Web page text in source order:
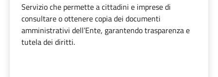
Servizio che permette a cittadini e imprese di
consultare o ottenere copia dei documenti
amministrativi dell’Ente, garantendo trasparenza e
tutela dei diritti.